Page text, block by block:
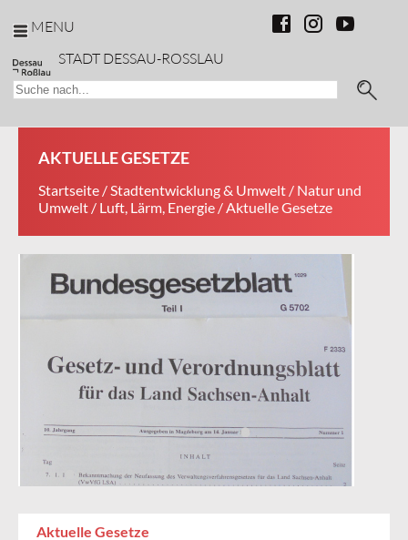
MENU
STADT DESSAU-ROSSLAU
AKTUELLE GESETZE
Startseite /Stadtentwicklung & Umwelt / Natur und
Umwelt / Luft, Lärm, Energie / Aktuelle Gesetze
Aktuelle Gesetze